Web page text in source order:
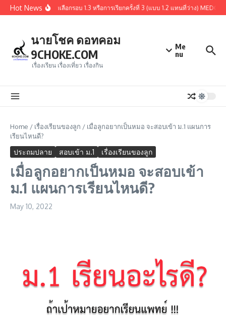
Skip to content
Hot News
สรุปผู้ผ่านการคัดเลือกรอบ 1.3 หรือการเรียกครั้งที่ 3 (แบบ 1.2 แทนที่ว่าง)
นายโชค ดอทคอม
9CHOKE.COM
เรื่องเรียน เรื่องเที่ยว เรื่องกิน
Me
nu
Home / เรื่องเรียนของลูก / เมื่อลูกอยากเป็นหมอ จะสอบเข้า ม.1 แผนการ
เรียนไหนดี?
ประถมปลาย สอบเข้า ม.1 เรื่องเรียนของลูก
เมื่อลูกอยากเป็นหมอ จะสอบเข้า
ม.1 แผนการเรียนไหนดี?
May 10, 2022